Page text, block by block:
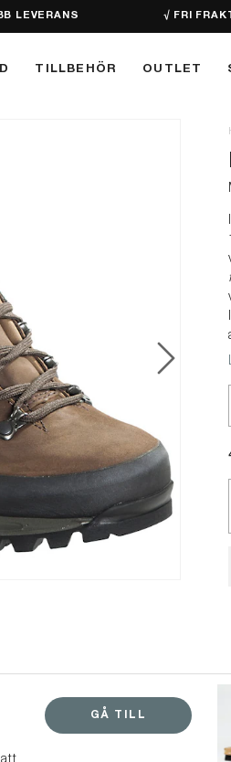
LEVERANS √ FRI
TILLBEHÖR OUTLET
GÅ TILL